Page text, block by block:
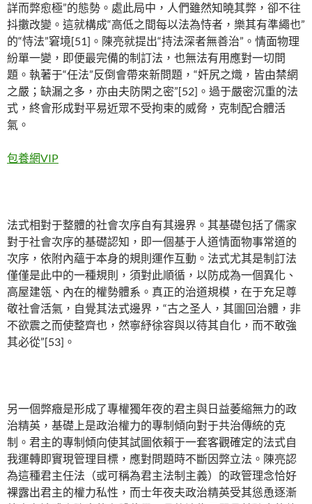
詳而弊愈極”的態勢。處此局中，人們雖然知曉其弊，卻不往
抖擻改變。這就構成“高低之間每以法為恃者，樂其有準繩也”
的“恃法”窘境[51]。陳亮就提出“持法深者無善治”。情面物理
紛單一變，即便最完備的制訂法，也無法有用應對一切問
題。執著于“任法”反倒會帶來新問題，“奸尻之熾，皆由禁網
之嚴；缺漏之多，亦由夫防閑之密”[52]。過于嚴密沉重的法
式，終會形成對平易近眾不受拘束的威脅，克制配合體活
氣。
包養網VIP
法式相對于整體的社會次序自有其邊界。其基礎包括了儒家
對于社會次序的基礎認知，即一個基于人道情面物事常道的
次序，依附內蘊于本身的規則運作互動。法式尤其是制訂法
僅僅是此中的一種規則，須對此順循，以防成為一個異化、
高屋建瓴、內在的權勢體系。真正的治道規模，在于充足尊
敬社會活氣，自覺其法式邊界，“古之圣人，其圖回治體，非
不欲震之而使整齊也，然寧紓徐容與以待其自化，而不敢強
其必從”[53]。
另一個弊癥是形成了專權獨年夜的君主與日益萎縮無力的政
治精英，基礎上是政治權力的專制傾向對于共治傳統的克
制。君主的專制傾向使其試圖依賴于一套客觀確定的法式自
我運轉即實現管理目標，應對問題時不斷因弊立法。陳亮認
為這種君主任法（或可稱為君主法制主義）的政管理念恰好
裸露出君主的權力私性，而士年夜夫政治精英受其慫恿逐漸